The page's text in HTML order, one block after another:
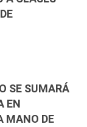
SE SUMARÁ
EN
MANO DE